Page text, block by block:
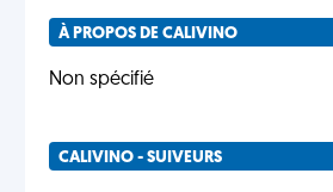
À PROPOS DE CALIVINO
Non spécifié
CALIVINO - SUIVEURS